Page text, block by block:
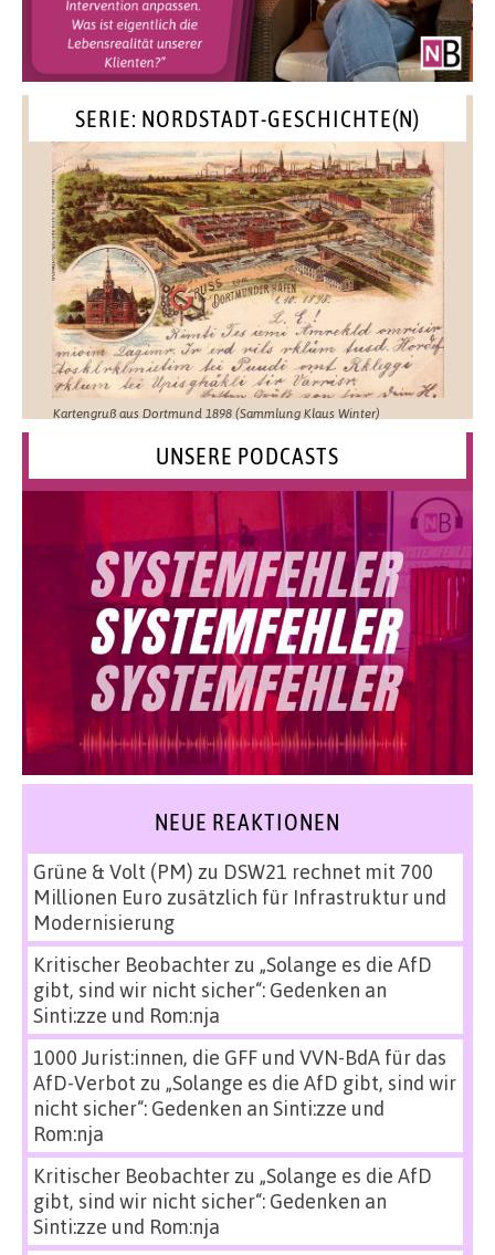
SERIE: NORDSTADT-GESCHICHTE(N)
Kartengruß aus Dortmund 1898 (Sammlung Klaus Winter)
UNSERE PODCASTS
NEUE REAKTIONEN
Grüne & Volt (PM) zu DSW21 rechnet mit 700
Millionen Euro zusätzlich für Infrastruktur und
Modernisierung
Kritischer Beobachterzu „Solange es die AfD
gibt, sind wir nicht sicher“: Gedenken an
Sinti:zze und Rom:nja
1000 Jurist:innen, die GFF und VVN-BdA für das
AfD-Verbot zu „Solange es die AfD gibt, sind wir
nicht sicher“: Gedenken an Sinti:zze und
Rom:nja
Kritischer Beobachterzu „Solange es die AfD
gibt, sind wir nicht sicher“: Gedenken an
Sinti:zze und Rom:nja